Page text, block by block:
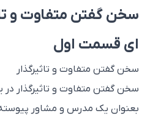
سخن گفتن متفاوت و
ای قسمت اول
سخن گفتن متفاوت و تاثیرگذار
سخن گفتن متفاوت و تاثیرگذار در یک
بعنوان یک مدرس و مشاور پیوسته